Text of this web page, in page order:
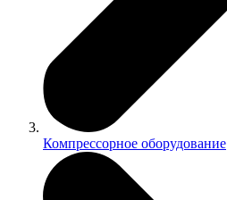
Компрессорное оборудование